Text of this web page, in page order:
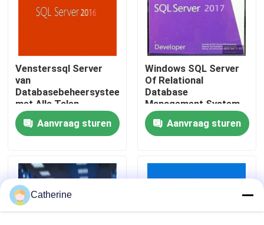
Neem contact met ons op
Nieuws
Office 2024 Key kopen
Vensterssql Server
van
Databasebeheersysteem
met Alle Talen
Aanvraag sturen
Windows SQL Server
Of Relational
Database
Management System
ontwikkeld door
Aanvraag sturen
Catherine